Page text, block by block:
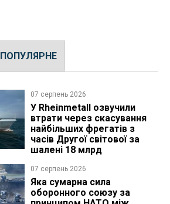
ПОПУЛЯРНЕ
07 серпень 2026
У Rheinmetall озвучили
втрати через скасування
найбільших фрегатів з
часів Другої світової за
шалені 18 млрд
07 серпень 2026
Яка сумарна сила
оборонного союзу за